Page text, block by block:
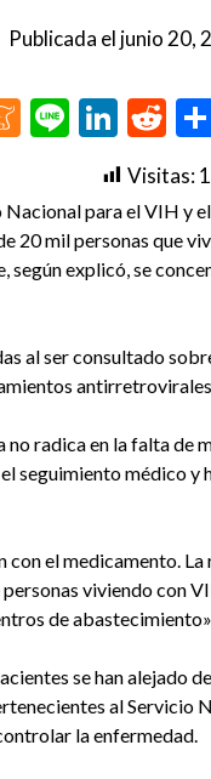
Publicada el junio 20,
Meneame
Line
Visitas:
para el VIH y
20 mil personas que
según explicó, se
al ser consultado
antirretrovirales.
radica en la falta de
seguimiento médico y
con el medicamento.
viviendo con
de
se han alejado
al Servicio
la enfermedad.